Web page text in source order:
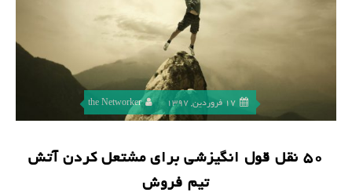
17 فروردین, 1397 the Networker
۵۰ نقل قول انگیزشی برای مشتعل کردن آتش
تیم فروش